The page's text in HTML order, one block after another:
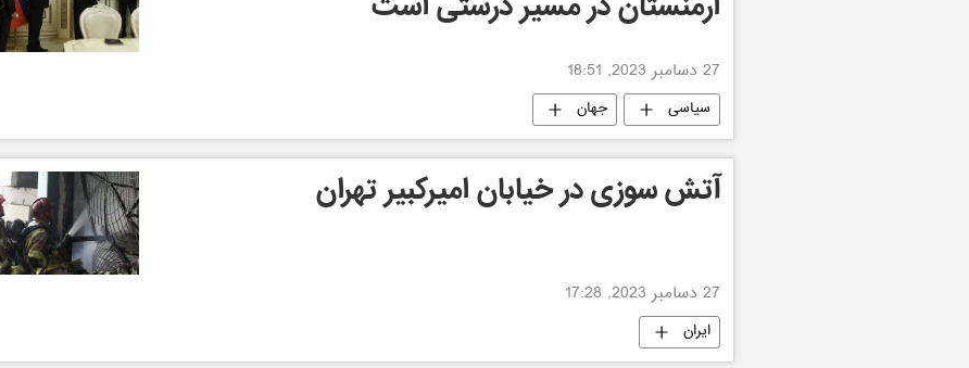
27 دسامبر 2023, 18:51
سیاسی جهان
آتش سوزی در خیابان امیرکبیر تهران
27 دسامبر 2023, 17:28
ایران